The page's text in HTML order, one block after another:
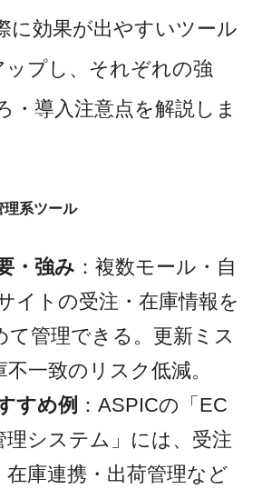
に効果が出やすいツール
プし、それぞれの強
・導入注意点を解説しま
系ツール
・強み ：複数モール・自
イトの受注・在庫情報を
て管理できる。更新ミス
不一致のリスク低減。
すめ例 ：ASPICの「EC
理システム」には、受注
在庫連携・出荷管理など